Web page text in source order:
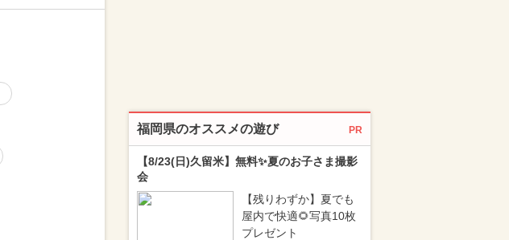
福岡県のオススメの遊び PR
【8/23(日)久留米】無料✨夏のお子さま撮影
会
【残りわずか】夏でも
屋内で快適🌻写真10枚
プレゼント